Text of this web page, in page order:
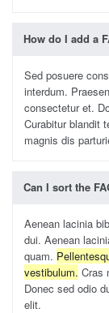
How do I add a
Sed posuere
interdum.
consectetur et.
Curabitur blandit
magnis dis
Can I sort the
Aenean lacinia
dui. Aenean
quam.
vestibulum. Cras
Donec sed odio
elit.